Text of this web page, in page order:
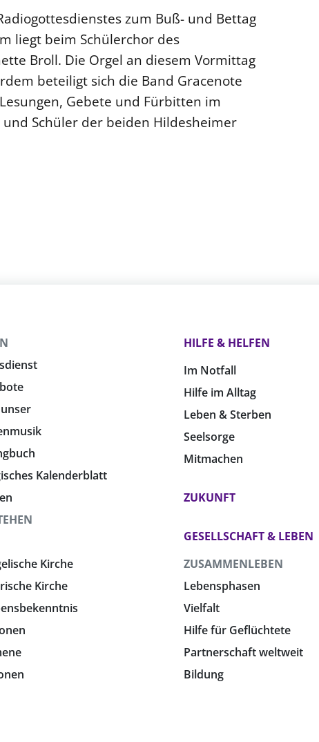
zum Buß- und Bettag
liegt beim Schülerchor des
Broll. Die Orgel an diesem Vormittag
beteiligt sich die Band Gracenote
Gebete und Fürbitten im
Schüler der beiden Hildesheimer
Kalenderblatt
Kirche
Kirche
HILFE & HELFEN
Im Notfall
Hilfe im Alltag
Leben & Sterben
Seelsorge
Mitmachen
ZUKUNFT
GESELLSCHAFT & LEBEN
ZUSAMMENLEBEN
Lebensphasen
Vielfalt
Hilfe für Geflüchtete
Partnerschaft weltweit
Bildung